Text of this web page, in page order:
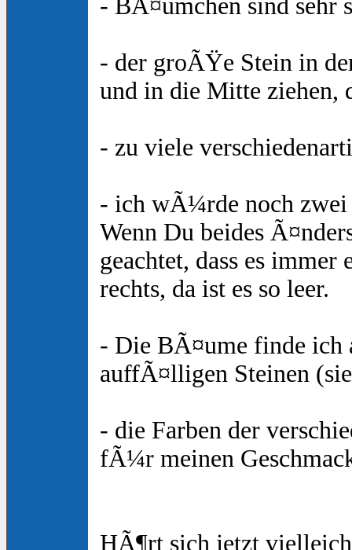
- BÃ¤umchen sind sehr
- der groÃŸe Stein in
und in die Mitte ziehen,
- zu viele
- ich wÃ¼rde noch zwei
Wenn Du beides
geachtet, dass es
rechts, da ist es so leer.
- Die BÃ¤ume finde ich
auffÃ¤lligen Steinen
- die Farben der
fÃ¼r meinen
HÃ¶rt sich jetzt